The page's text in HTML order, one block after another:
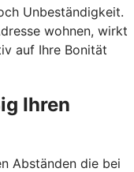
Unbeständigkeit.
wohnen, wirkt
auf Ihre Bonität
Ihren
Abständen die bei